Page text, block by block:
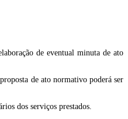
de eventual minuta de ato
de ato normativo poderá ser
dos serviços prestados.